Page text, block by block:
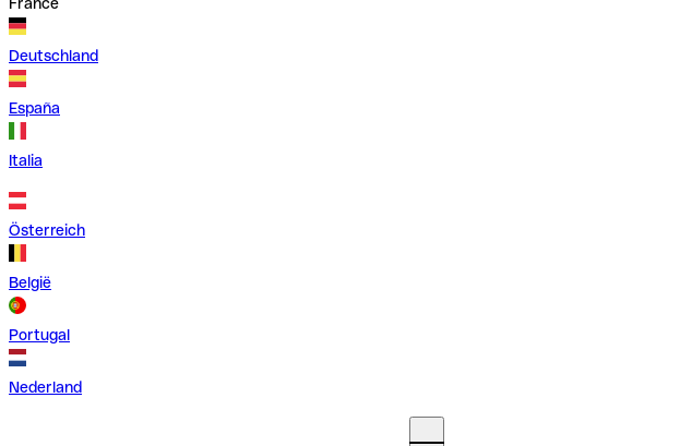
Deutschland
España
Italia
Österreich
België
Portugal
Nederland